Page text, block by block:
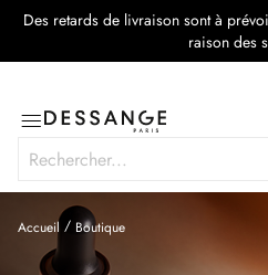
Des retards de livraison sont à
raison des
Basculer
navigation
Rechercher
Accueil Boutique